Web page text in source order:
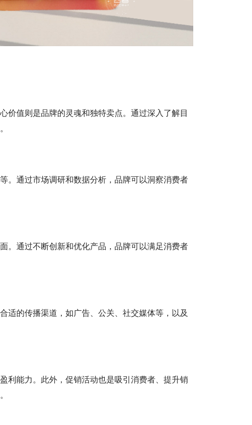
价值则是品牌的灵魂和独特卖点。通过深入了解目
。通过市场调研和数据分析，品牌可以洞察消费者
。通过不断创新和优化产品，品牌可以满足消费者
适的传播渠道，如广告、公关、社交媒体等，以及
利能力。此外，促销活动也是吸引消费者、提升销